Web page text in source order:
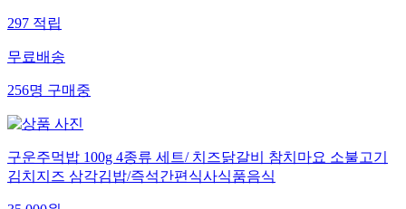
297적립
무료배송
256명구매중
구운주먹밥 100g 4종류 세트/ 치즈닭갈비 참치마요 소불고기
김치지즈 삼각김밥/즉석간편식사식품음식